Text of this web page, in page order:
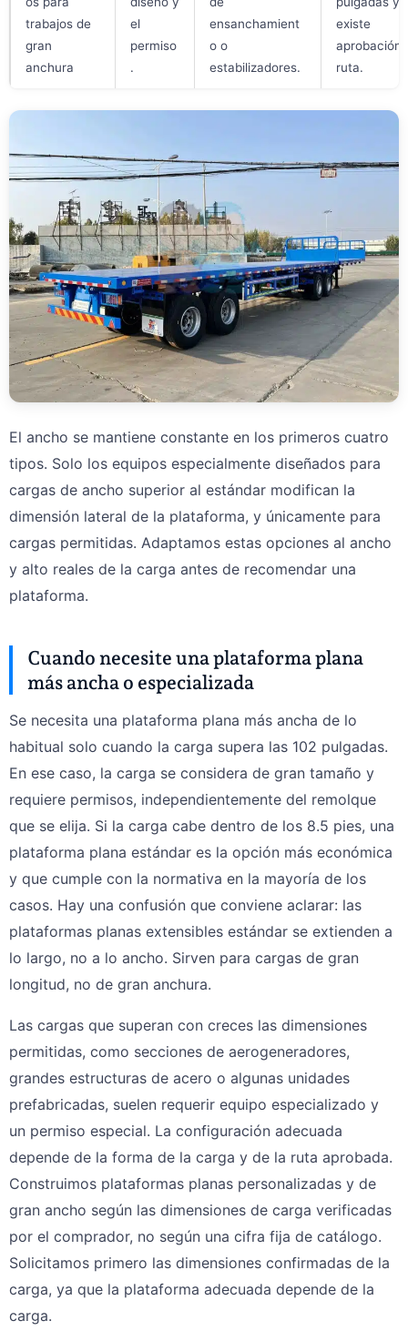
trabajos de
gran
anchura
el
permiso
.
ensanchamient
o o
estabilizadores.
existe
aprobación
ruta.
El ancho se mantiene constante en los primeros cuatro
tipos. Solo los equipos especialmente diseñados para
cargas de ancho superior al estándar modifican la
dimensión lateral de la plataforma, y únicamente para
cargas permitidas. Adaptamos estas opciones al ancho
y alto reales de la carga antes de recomendar una
plataforma.
Cuando necesite una plataforma plana
más ancha o especializada
Se necesita una plataforma plana más ancha de lo
habitual solo cuando la carga supera las 102 pulgadas.
En ese caso, la carga se considera de gran tamaño y
requiere permisos, independientemente del remolque
que se elija. Si la carga cabe dentro de los 8.5 pies, una
plataforma plana estándar es la opción más económica
y que cumple con la normativa en la mayoría de los
casos. Hay una confusión que conviene aclarar: las
plataformas planas extensibles estándar se extienden a
lo largo, no a lo ancho. Sirven para cargas de gran
longitud, no de gran anchura.
Las cargas que superan con creces las dimensiones
permitidas, como secciones de aerogeneradores,
grandes estructuras de acero o algunas unidades
prefabricadas, suelen requerir equipo especializado y
un permiso especial. La configuración adecuada
depende de la forma de la carga y de la ruta aprobada.
Construimos plataformas planas personalizadas y de
gran ancho según las dimensiones de carga verificadas
por el comprador, no según una cifra fija de catálogo.
Solicitamos primero las dimensiones confirmadas de la
carga, ya que la plataforma adecuada depende de la
carga.